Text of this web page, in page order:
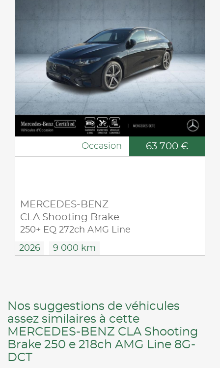
Occasion 63 700 €
MERCEDES-BENZ
CLA Shooting Brake
250+ EQ 272ch AMG Line
2026 9 000 km
Nos suggestions de véhicules
assez similaires à cette
MERCEDES-BENZ CLA Shooting
Brake 250 e 218ch AMG Line 8G-
DCT